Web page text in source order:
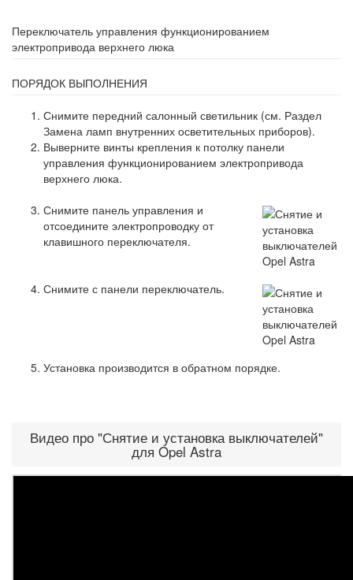
Переключатель управления функционированием
электропривода верхнего люка
ПОРЯДОК ВЫПОЛНЕНИЯ
Снимите передний салонный светильник (см. Раздел
Замена ламп внутренних осветительных приборов).
Выверните винты крепления к потолку панели
управления функционированием электропривода
верхнего люка.
Снимите панель управления и
отсоедините электропроводку от
клавишного переключателя.
Снимите с панели переключатель.
Установка производится в обратном порядке.
Видео про "Снятие и установка выключателей"
для Opel Astra